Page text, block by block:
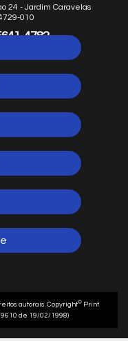
24 - Jardim Caravelas
010
4782
autorais. Copyright© Print
de 19/02/1998)